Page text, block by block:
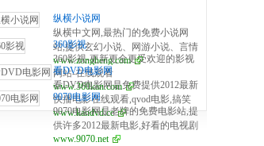
水、生肖等星相命理相关内容。
纵横小说网
纵横中文网,最热门的免费小说网
站,提供玄幻小说、网游小说、言情
小说、穿越小说、都市小说等免费
小说在线阅读与下载。大神作品齐
聚纵横,最新章节每日更新。
www.zongheng.com
360影视
360影视-更新更全更受欢迎的影视
网站-在线观看
www.360kan.com
看DVD电影网
看DVD电影网是免费提供2012最新
快播电影在线观看,qvod电影,搞笑
电影下载等。我们一直努力成为最
好的免费电影网站!
www.kandvd.cc
9070电影网
9070电影网是老牌的免费电影站,提
供许多2012最新电影,好看的电视剧
和经典电影大全,网站分为在线观看
www.9070.net